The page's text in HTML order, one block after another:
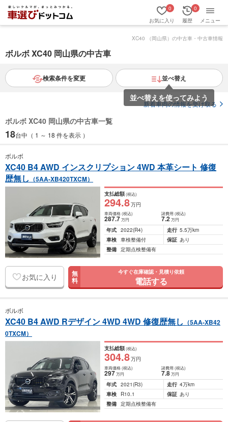
お気に入り
0
履歴
0
メニュー
XC40 （岡山県）の中古車・中古車情報
ボルボ XC40 岡山県の中古車
検索条件を変更 並べ替え
新着車両の情報を受け取る
ボルボ XC40 岡山県の中古車一覧
18台中（ 1 ～ 18 件を表示 ）
ボルボ
XC40 B4 AWD インスクリプション 4WD 本革シート 修復
歴無し （5AA-XB420TXCM）
支払総額(税込)
294.8万円
車両価格(税込)
287.7万円
諸費用 (税込)
7.2 万円
年式 2022(R4) 走行 5.5万km
車検 車検整備付 保証 あり
整備 定期点検整備有
お気に入り 無
料
今すぐ在庫確認・見積り依頼
電話する
ボルボ
XC40 B4 AWD Rデザイン 4WD 4WD 修復歴無し （5AA-XB42
0TXCM）
支払総額(税込)
304.8万円
車両価格(税込)
297万円
諸費用 (税込)
7.8 万円
年式 2021(R3) 走行 4万km
車検
R10.1 保証 あり
整備 定期点検整備有